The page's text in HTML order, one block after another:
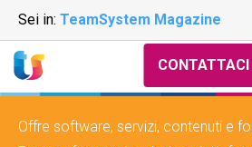
Sei in: TeamSystem Magazine
CONTATTACI
Offre software, servizi, contenuti e